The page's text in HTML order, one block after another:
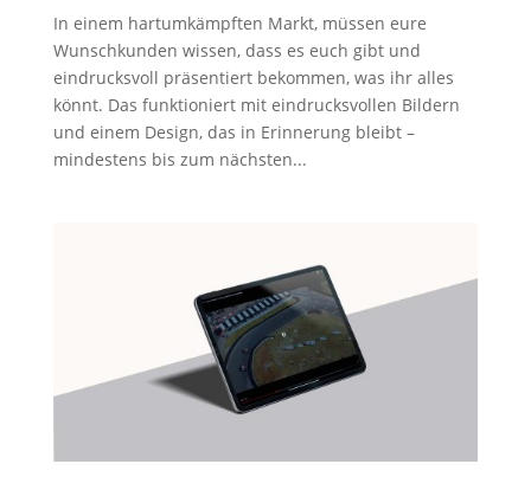
In einem hartumkämpften Markt, müssen eure
Wunschkunden wissen, dass es euch gibt und
eindrucksvoll präsentiert bekommen, was ihr alles
könnt. Das funktioniert mit eindrucksvollen Bildern
und einem Design, das in Erinnerung bleibt –
mindestens bis zum nächsten...